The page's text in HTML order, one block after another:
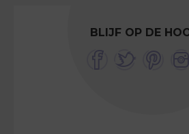
BLIJF OP DE